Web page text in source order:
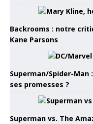
Backrooms : notre
Kane Parsons
Superman/Spider-
ses promesses ?
Superman vs. The